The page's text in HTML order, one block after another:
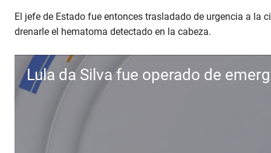
El jefe de Estado fue entonces trasladado de urgencia a la
drenarle el hematoma detectado en la cabeza.